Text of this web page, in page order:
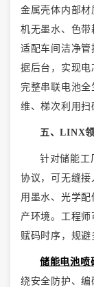
金属壳体内部
机无墨水、色带
适配车间洁净
据后台，实现电
完整串联电池
维、梯次利用扫
五、LINX
针对储能工
协议，可无缝接
用墨水、光学
产环境。工程
赋码时序，规避
储能电池喷
绕安全防护、编